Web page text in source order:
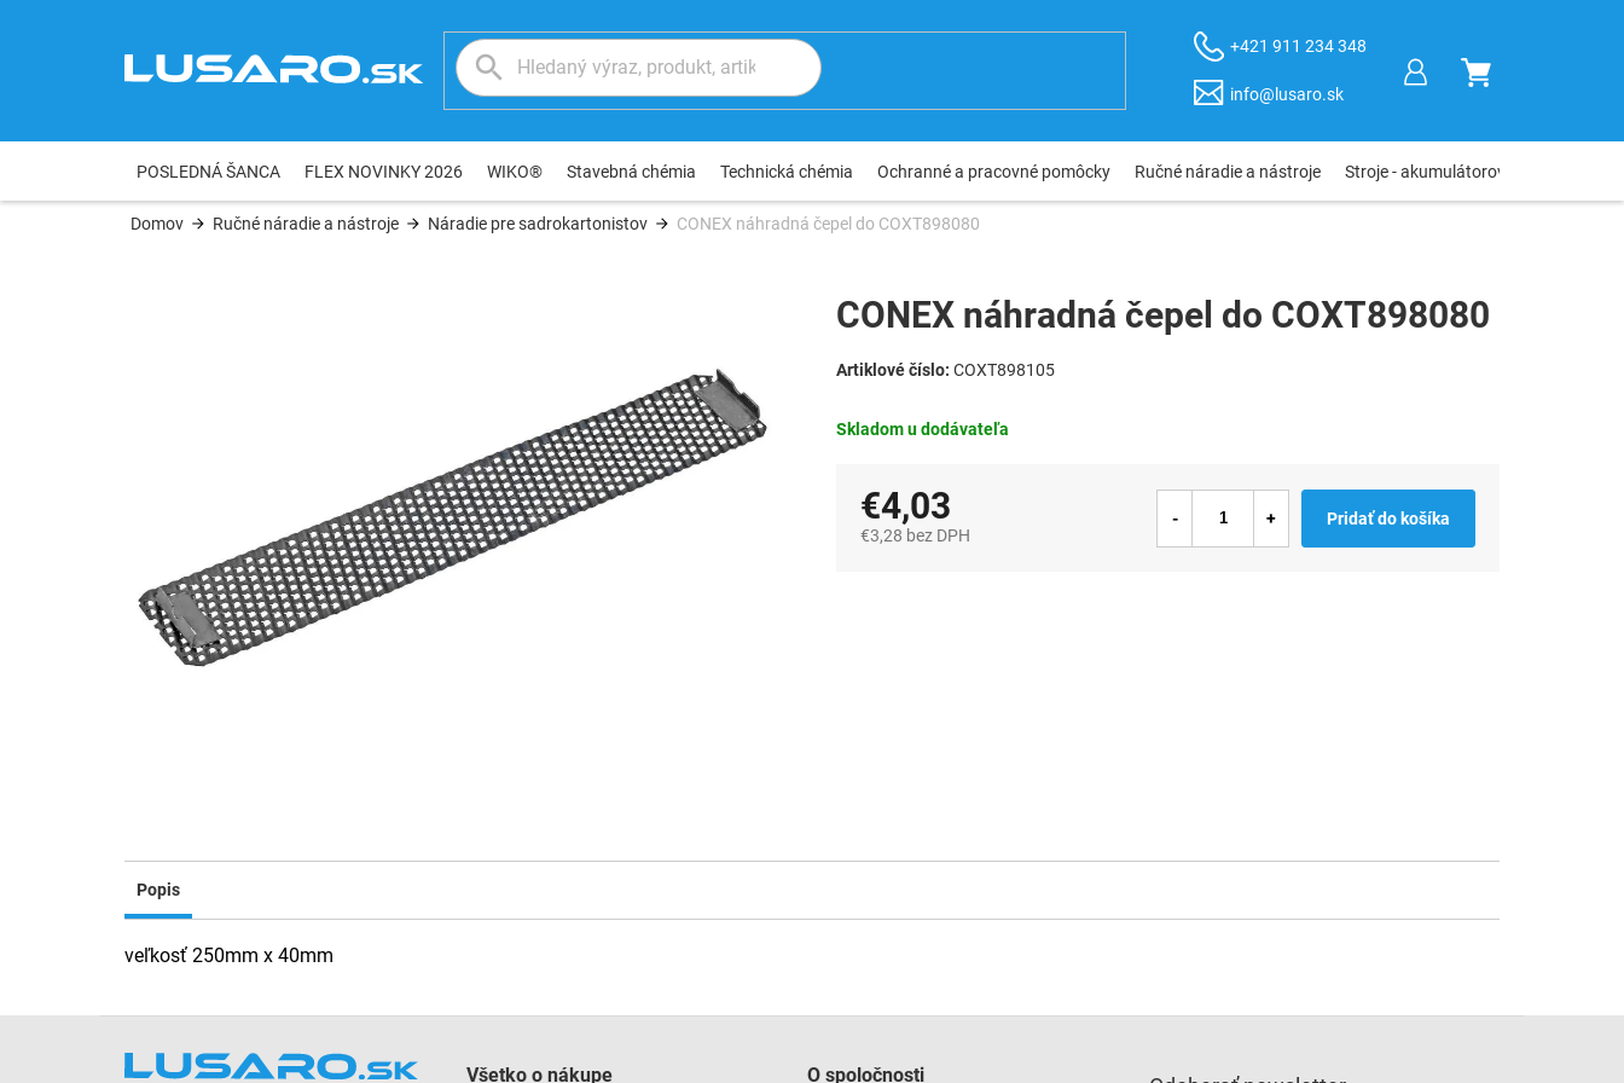
+421 911 234 348
info@lusaro.sk
NÁKUPNÝ
POSLEDNÁ ŠANCA FLEX NOVINKY 2026 WIKO® Stavebná chémia Technická chémia Ochranné a pracovné pomôcky Ručné náradie a nástroje Stroje - akumulátorové, elektro,
Domov Ručné náradie a nástroje Náradie pre sadrokartonistov CONEX náhradná čepel do COXT898080
Skladom u dodávateľa
CONEX náhradná čepel do COXT898080
COXT898105
€4,03
€3,28 bez DPH
Pridať do košíka
Popis
veľkosť 250mm x 40mm
Všetko o nákupe O spoločnosti